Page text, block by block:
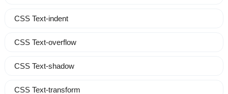
CSS Text-indent
CSS Text-overflow
CSS Text-shadow
CSS Text-transform